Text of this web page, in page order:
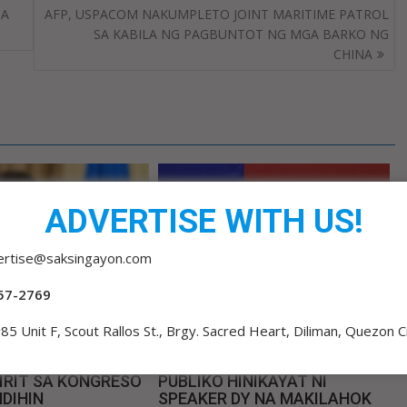
AFP, USPACOM NAKUMPLETO JOINT MARITIME PATROL
SA KABILA NG PAGBUNTOT NG MGA BARKO NG
CHINA
SA KONGRESO
PUBLIKO HINIKAYAT NI
SPEAKER DY NA MAKILAHOK
ADVERTISE WITH US!
2769
Unit F, Scout Rallos St., Brgy. Sacred Heart, Diliman, Quezon